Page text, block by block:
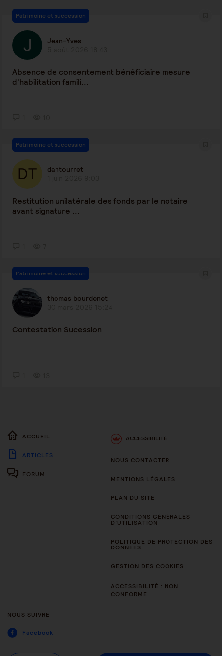
Patrimoine et succession
Jean-Yves
Absence de consentement bénéficiaire mesure
d'habilitation famili...
Patrimoine et succession
dantourret
Restitution unilatérale des fonds par le notaire
avant signature ...
Patrimoine et succession
thomas bourdenet
Contestation Sucession
ACCUEIL
ARTICLES
FORUM
ACCESSIBILITÉ
NOUS CONTACTER
MENTIONS LÉGALES
PLAN DU SITE
CONDITIONS GÉNÉRALES
D’UTILISATION
POLITIQUE DE PROTECTION DES
DONNÉES
GESTION DES COOKIES
ACCESSIBILITÉ : NON
CONFORME
NOUS SUIVRE
Facebook